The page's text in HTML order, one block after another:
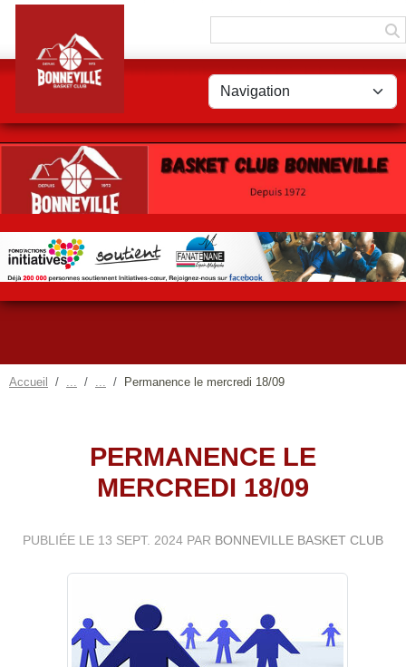
Accueil Permanence le mercredi 18/09
PERMANENCE LE
MERCREDI 18/09
PUBLIÉE LE 13 SEPT. 2024 PAR BONNEVILLE BASKET CLUB